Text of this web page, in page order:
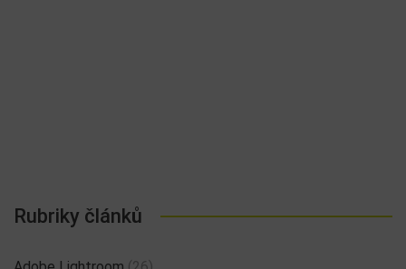
Rubriky článků